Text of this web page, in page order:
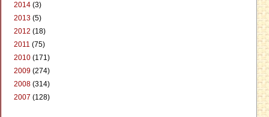
2014 (3)
2013 (5)
2012 (18)
2011 (75)
2010 (171)
2009 (274)
2008 (314)
2007 (128)